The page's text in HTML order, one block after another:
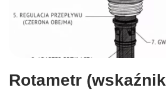
Rotametr (wskaźnik